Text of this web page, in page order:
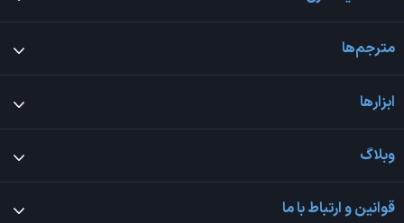
مترجم‌ها
ابزارها
وبلاگ
قوانین و ارتباط با ما